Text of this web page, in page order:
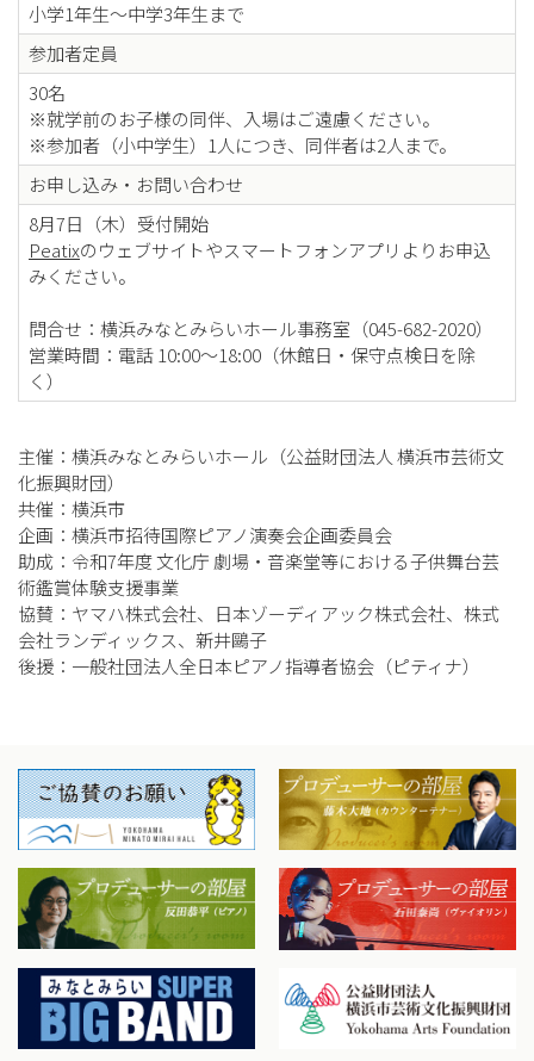
小学1年生～中学3年生まで
参加者定員
30名
※就学前のお子様の同伴、入場はご遠慮ください。
※参加者（小中学生）1人につき、同伴者は2人まで。
お申し込み・お問い合わせ
8月7日（木）受付開始
Peatixのウェブサイトやスマートフォンアプリよりお申込
みください。
問合せ：横浜みなとみらいホール事務室（045-682-2020）
営業時間：電話 10:00～18:00（休館日・保守点検日を除
く）
主催：横浜みなとみらいホール（公益財団法人 横浜市芸術文
化振興財団）
共催：横浜市
企画：横浜市招待国際ピアノ演奏会企画委員会
助成：令和7年度 文化庁 劇場・音楽堂等における子供舞台芸
術鑑賞体験支援事業
協賛：ヤマハ株式会社、日本ゾーディアック株式会社、株式
会社ランディックス、新井鷗子
後援：一般社団法人全日本ピアノ指導者協会（ピティナ）